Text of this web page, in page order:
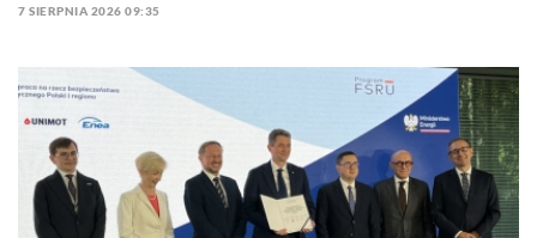
7 SIERPNIA 2026 09:35